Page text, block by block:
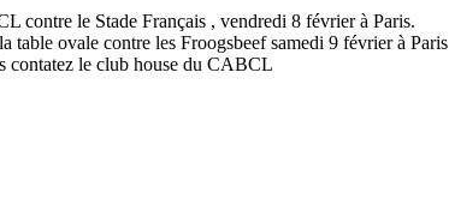
contre le Stade Français , vendredi 8 février à Paris.
table ovale contre les Froogsbeef samedi 9 février à Paris
contatez le club house du CABCL